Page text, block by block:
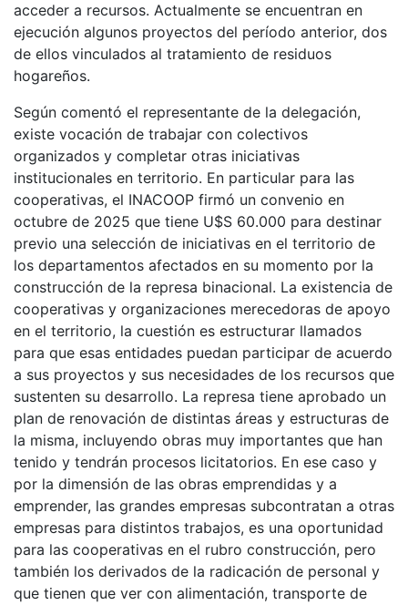
acceder a recursos. Actualmente se encuentran en
ejecución algunos proyectos del período anterior, dos
de ellos vinculados al tratamiento de residuos
hogareños.
Según comentó el representante de la delegación,
existe vocación de trabajar con colectivos
organizados y completar otras iniciativas
institucionales en territorio. En particular para las
cooperativas, el INACOOP firmó un convenio en
octubre de 2025 que tiene U$S 60.000 para destinar
previo una selección de iniciativas en el territorio de
los departamentos afectados en su momento por la
construcción de la represa binacional. La existencia de
cooperativas y organizaciones merecedoras de apoyo
en el territorio, la cuestión es estructurar llamados
para que esas entidades puedan participar de acuerdo
a sus proyectos y sus necesidades de los recursos que
sustenten su desarrollo. La represa tiene aprobado un
plan de renovación de distintas áreas y estructuras de
la misma, incluyendo obras muy importantes que han
tenido y tendrán procesos licitatorios. En ese caso y
por la dimensión de las obras emprendidas y a
emprender, las grandes empresas subcontratan a otras
empresas para distintos trabajos, es una oportunidad
para las cooperativas en el rubro construcción, pero
también los derivados de la radicación de personal y
que tienen que ver con alimentación, transporte de